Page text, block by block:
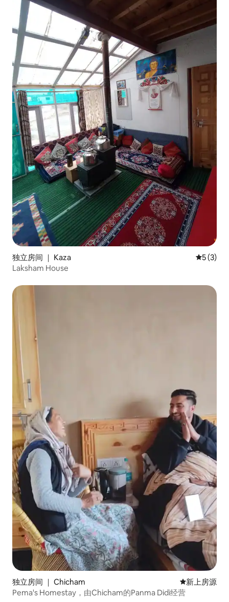
独立房间 ｜ Kaza 平均评分
5 (3)
Laksham House
独立房间 ｜ Chicham 新房源
新上房源
Pema's Homestay，由Chicham的Panma Didi经营